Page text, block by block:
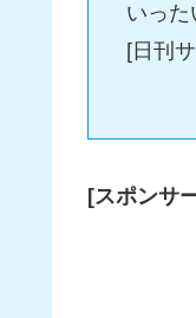
いった
[日刊
[スポンサ